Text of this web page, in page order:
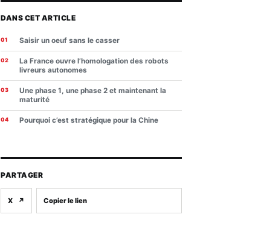
DANS CET ARTICLE
Saisir un oeuf sans le casser
La France ouvre l’homologation des robots
livreurs autonomes
Une phase 1, une phase 2 et maintenant la
maturité
Pourquoi c’est stratégique pour la Chine
PARTAGER
X ↗ Copier le lien